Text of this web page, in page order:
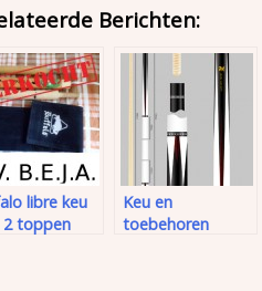
Berichten:
libre keu
toppen
Keu en
toebehoren